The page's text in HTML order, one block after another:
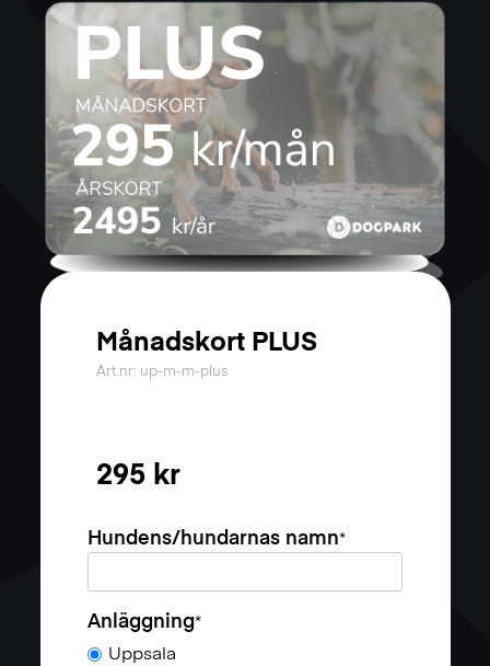
Månadskort PLUS
Art.nr: up-m-m-plus
295 kr
Hundens/hundarnas namn*
Anläggning*
Uppsala